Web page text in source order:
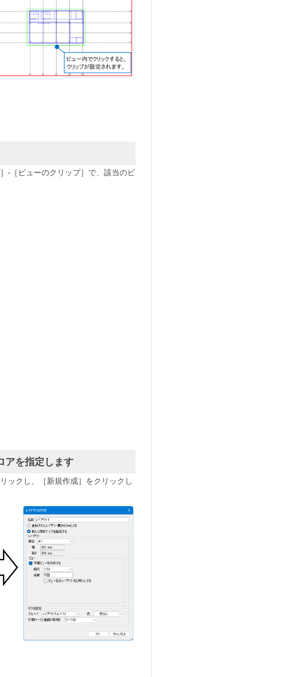
-［ビューのクリップ］で、該当のビ
アを指定します
ックし、［新規作成］をクリックし